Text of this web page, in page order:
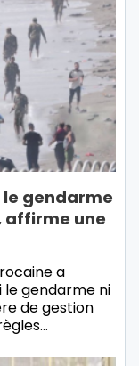
le gendarme
affirme une
a
le gendarme ni
de gestion